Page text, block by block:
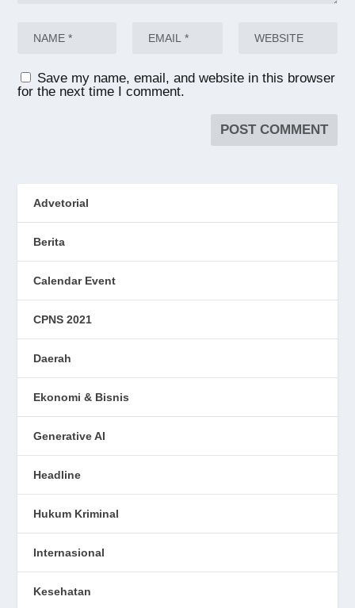
Save my name, email, and website in this browser
for the next time I comment.
Advetorial
Berita
Calendar Event
CPNS 2021
Daerah
Ekonomi & Bisnis
Generative AI
Headline
Hukum Kriminal
Internasional
Kesehatan